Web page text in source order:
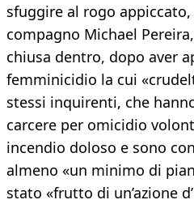
sfuggire al rogo appiccato,
compagno Michael
chiusa dentro, dopo aver
femminicidio la cui
stessi inquirenti, che
carcere per omicidio
incendio doloso e sono
almeno «un minimo di
stato «frutto di un’azione